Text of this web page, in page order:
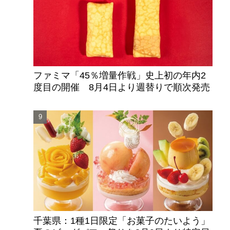
ファミマ「45％増量作戦」史上初の年内2
度目の開催 8月4日より週替りで順次発売
千葉県：1種1日限定「お菓子のたいよう」